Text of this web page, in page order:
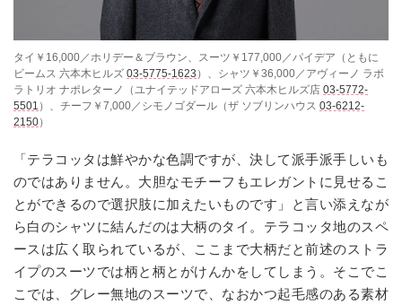
タイ￥16,000／ホリデー＆ブラウン、スーツ￥177,000／パイデア（ともに
ビームス 六本木ヒルズ 03-5775-1623 ）、シャツ￥36,000／アヴィーノ ラボ
ラトリオ ナポレターノ（ユナイテッドアローズ 六本木ヒルズ店 03-5772-
5501 ）、チーフ￥7,000／シモノゴダール（ザ ソブリンハウス 03-6212-
2150）
「テラコッタは鮮やかな色調ですが、決して派手派手しいも
のではありません。大胆なモチーフもエレガントに見せるこ
とができるので選択肢に加えたいものです」と言い添えなが
ら白のシャツに結んだのは大柄のタイ。テラコッタ地のスペ
ースは広く取られているが、ここまで大柄だと前述のストラ
イプのスーツでは柄と柄とがけんかをしてしまう。そこでこ
こでは、グレー無地のスーツで、なおかつ起毛感のある素材